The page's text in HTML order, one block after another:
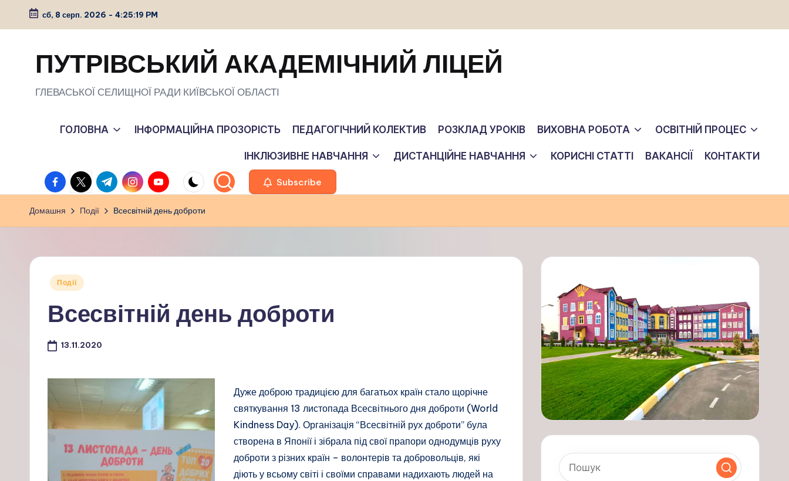
Перейти
сб, 8 серп. 2026 - 4:25:20 PM
ПУТРІВСЬКИЙ АКАДЕМІЧНИЙ ЛІЦЕЙ
ГЛЕВАСЬКОЇ СЕЛИЩНОЇ РАДИ КИЇВСЬКОЇ ОБЛАСТІ
ГОЛОВНА ІНФОРМАЦІЙНА ПРОЗОРІСТЬ ПЕДАГОГІЧНИЙ КОЛЕКТИВ РОЗКЛАД УРОКІВ ВИХОВНА РОБОТА ОСВІТНІЙ ПРОЦЕС
ІНКЛЮЗИВНЕ НАВЧАННЯ ДИСТАНЦІЙНЕ НАВЧАННЯ КОРИСНІ СТАТТІ ВАКАНСІЇ
КОНТАКТИ
facebook.com
twitter.com
t.me instagram.com
youtube.com Subscribe
Домашня Події Всесвітній день доброти
Опубліковано
Події
Всесвітній день доброти
13.11.2020
Дуже доброю традицією для багатьох країн стало щорічне
святкування 13 листопада Всесвітнього дня доброти (World
Kindness Day). Організація “Всесвітній рух доброти” була
створена в Японії і зібрала під свої прапори однодумців руху
доброти з різних країн – волонтерів та добровольців, які
діють у всьому світі і своїми справами надихають людей на